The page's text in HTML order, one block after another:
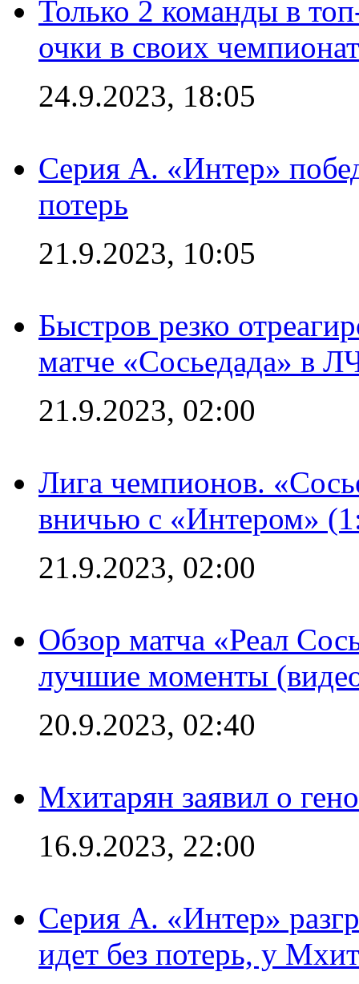
Только 2 команды в
очки в своих
24.9.2023, 18:05
Серия А. «Интер»
потерь
21.9.2023, 10:05
Быстров резко
матче «Сосьедада» в
21.9.2023, 02:00
Лига чемпионов.
вничью с «Интером»
21.9.2023, 02:00
Обзор матча «Реал
лучшие моменты
20.9.2023, 02:40
Мхитарян заявил о
16.9.2023, 22:00
Серия А. «Интер»
идет без потерь, у